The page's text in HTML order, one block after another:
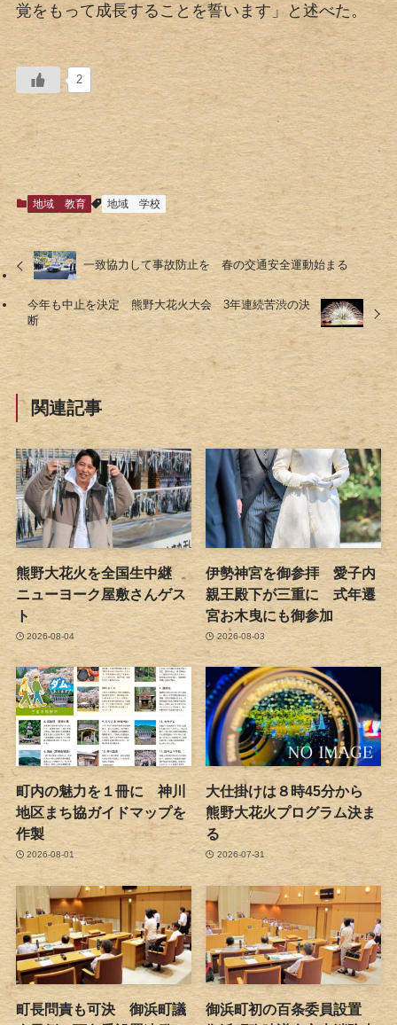
覚をもって成長することを誓います」と述べた。
2
地域 教育 地域 学校
一致協力して事故防止を 春の交通安全運動始まる
今年も中止を決定 熊野大花火大会 3年連続苦渋の決
断
関連記事
熊野大花火を全国生中継
ニューヨーク屋敷さんゲス
ト
2026-08-04
伊勢神宮を御参拝 愛子内
親王殿下が三重に 式年遷
宮お木曳にも御参加
2026-08-03
町内の魅力を１冊に 神川
地区まち協ガイドマップを
作製
2026-08-01
大仕掛けは８時45分から
熊野大花火プログラム決ま
る
2026-07-31
町長問責も可決 御浜町議
御浜町初の百条委員設置